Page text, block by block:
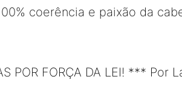
coerência e paixão da
POR FORÇA DA LEI! *** Por